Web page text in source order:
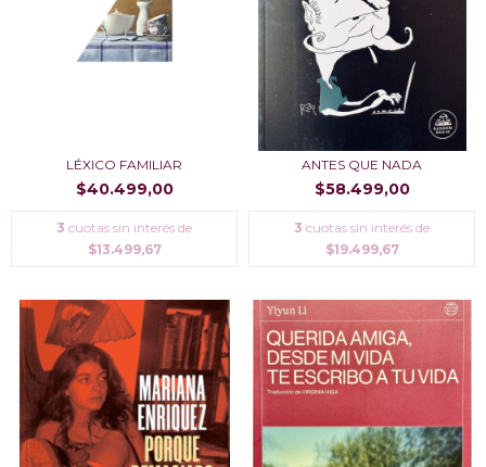
LÉXICO FAMILIAR
$40.499,00
3 cuotas sin interés de
$13.499,67
ANTES QUE NADA
$58.499,00
3 cuotas sin interés de
$19.499,67